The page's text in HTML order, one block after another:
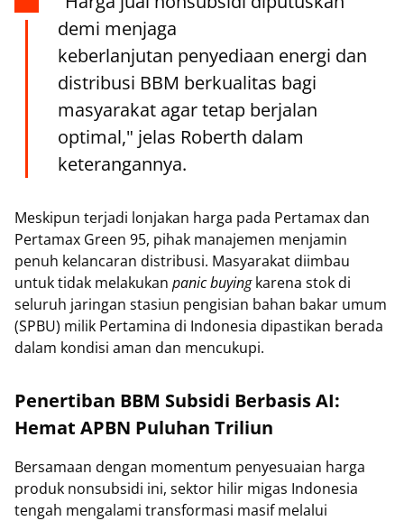
demi menjaga
keberlanjutan penyediaan energi dan
distribusi BBM berkualitas bagi
masyarakat agar tetap berjalan
optimal," jelas Roberth dalam
keterangannya.
Meskipun terjadi lonjakan harga pada Pertamax dan
Pertamax Green 95, pihak manajemen menjamin
penuh kelancaran distribusi. Masyarakat diimbau
untuk tidak melakukan panic buyingkarena stok di
seluruh jaringan stasiun pengisian bahan bakar umum
(SPBU) milik Pertamina di Indonesia dipastikan berada
dalam kondisi aman dan mencukupi.
Penertiban BBM Subsidi Berbasis AI:
Hemat APBN Puluhan Triliun
Bersamaan dengan momentum penyesuaian harga
produk nonsubsidi ini, sektor hilir migas Indonesia
tengah mengalami transformasi masif melalui